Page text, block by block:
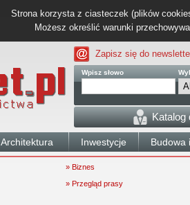
Strona korzysta z ciasteczek (plików
Możesz określić warunki
Zapisz się do
Wpisz słowo
Katalog
Architektura Inwestycje Budowa
» Biznes
» Przegląd prasy